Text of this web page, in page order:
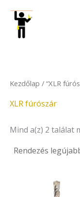
content
Kezdőlap / “XLR
XLR fúrószár
Mind a(z) 2 találat
Original
price